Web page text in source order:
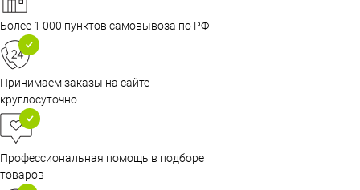
Более 1 000 пунктов самовывоза по РФ
Принимаем заказы на сайте
круглосуточно
Профессиональная помощь в подборе
товаров